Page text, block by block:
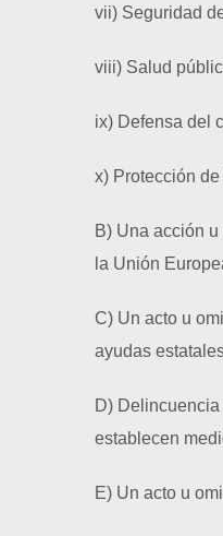
vii) Seguridad
viii) Salud
ix) Defensa del
x) Protección
B) Una acción
la Unión
C) Un acto u
ayudas
D)
establecen
E) Un acto u